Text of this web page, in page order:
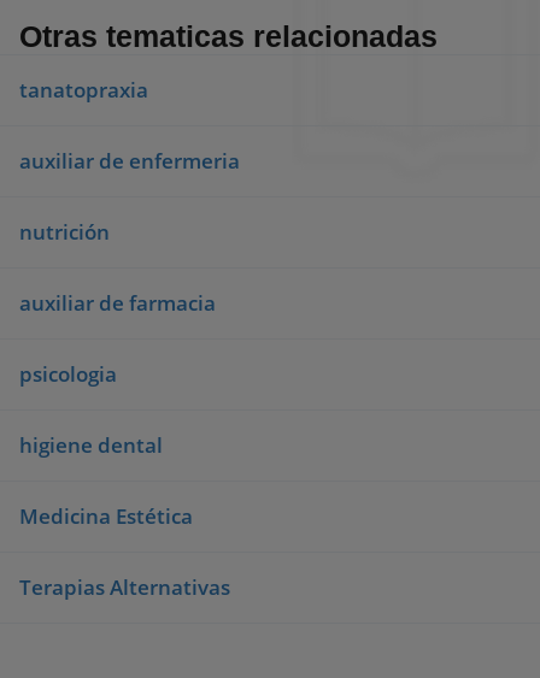
Otras tematicas relacionadas
tanatopraxia
auxiliar de enfermeria
nutrición
auxiliar de farmacia
psicologia
higiene dental
Medicina Estética
Terapias Alternativas